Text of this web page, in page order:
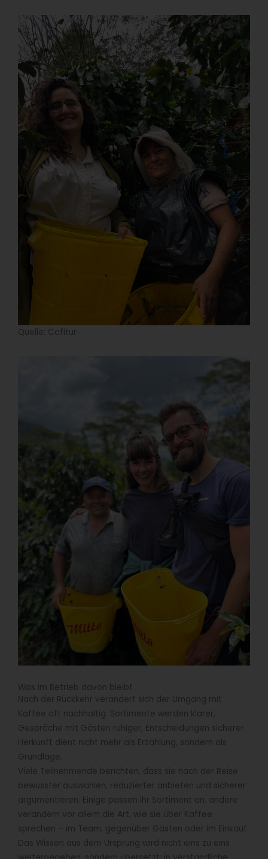
Quelle: Cofitur
Was im Betrieb davon bleibt
Nach der Rückkehr verändert sich der Umgang mit
Kaffee oft nachhaltig. Sortimente werden klarer,
Gespräche mit Gästen ruhiger, Entscheidungen sicherer.
Herkunft dient nicht mehr als Erzählung, sondern als
Grundlage.
Viele Teilnehmende berichten, dass sie nach der Reise
bewusster auswählen, reduzierter anbieten und sicherer
argumentieren. Einige passen ihr Sortiment an, andere
verändern vor allem die Art, wie sie über Kaffee
sprechen – im Team, gegenüber Gästen oder im Einkauf.
Das Wissen aus dem Ursprung wird nicht eins zu eins